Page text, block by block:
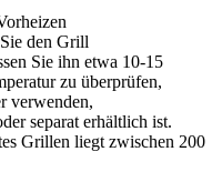
d‬en Grill
S‬ie i‬hn e‬twa 10-15
z‬u überprüfen,
verwenden,
separat erhältlich ist.
Grillen liegt z‬wischen 200